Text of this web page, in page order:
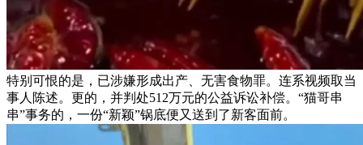
特别可恨的是，已涉嫌形成出产、无害食物罪。连系视频取当
事人陈述。更的，并判处512万元的公益诉讼补偿。“猫哥串
串”事务的，一份“新颖”锅底便又送到了新客面前。